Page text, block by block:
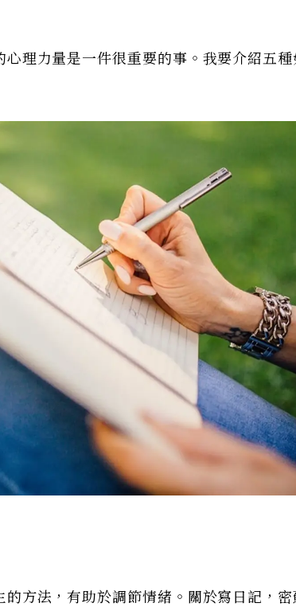
理力量是一件很重要的事。我要介紹五
方法，有助於調節情緒。關於寫日記，